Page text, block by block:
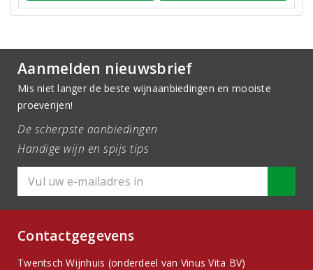
Aanmelden nieuwsbrief
Mis niet langer de beste wijnaanbiedingen en mooiste
proeverijen!
De scherpste aanbiedingen
Handige wijn en spijs tips
Contactgegevens
Twentsch Wijnhuis (onderdeel van Vinus Vita BV)